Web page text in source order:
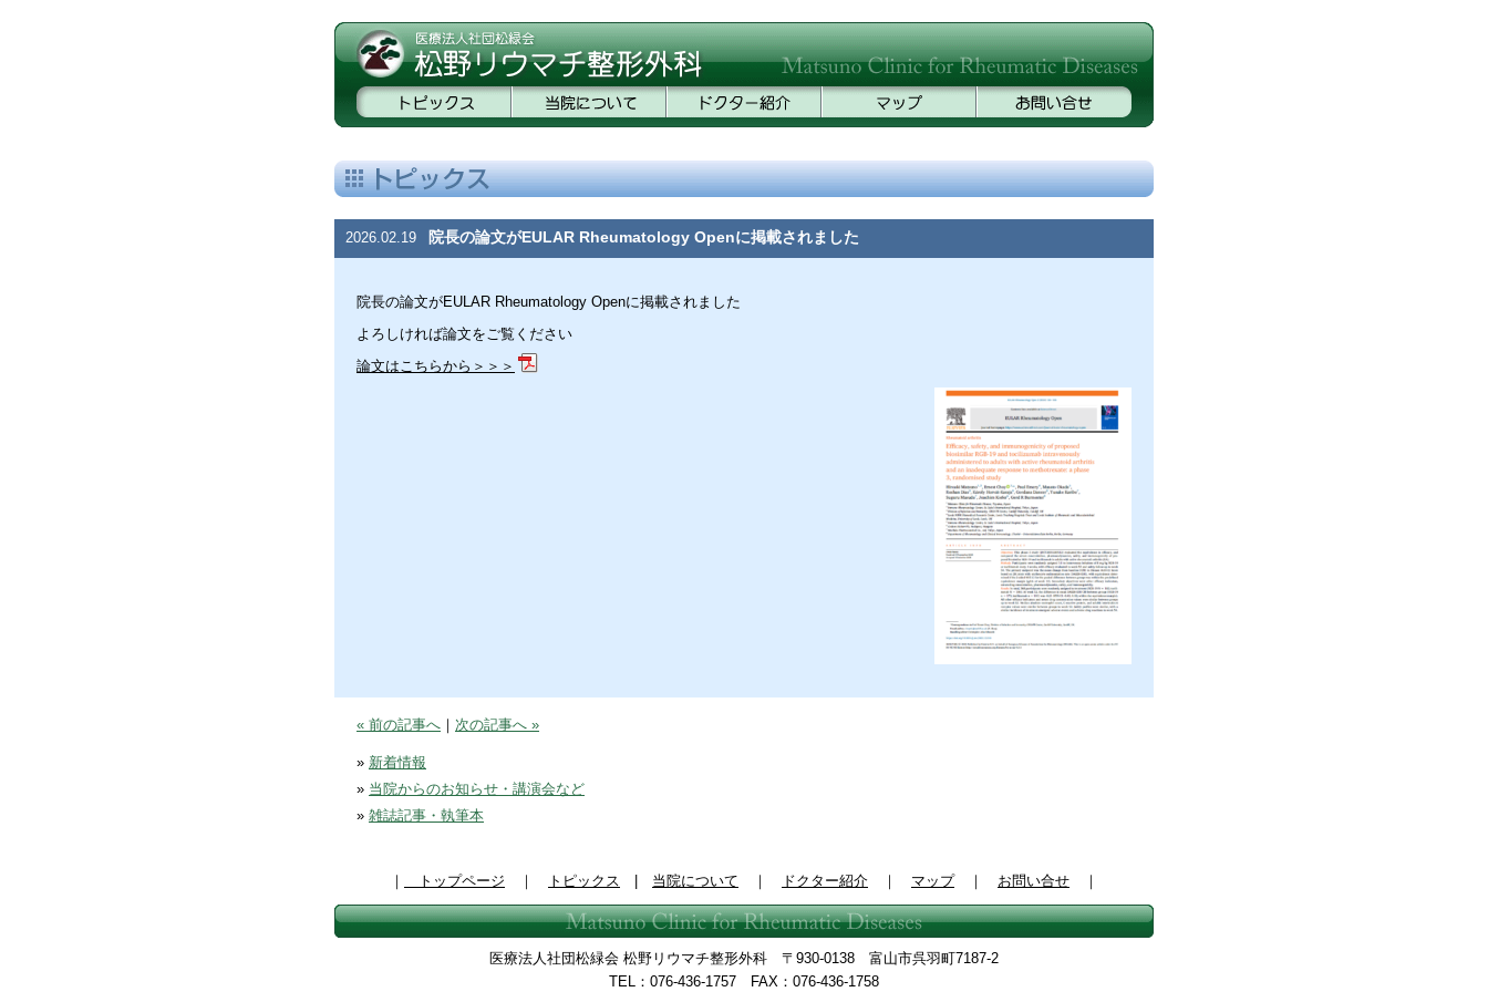
2026.02.19 院長の論文がEULAR Rheumatology Openに掲載されました
院長の論文がEULAR Rheumatology Openに掲載されました
よろしければ論文をご覧ください
論文はこちらから＞＞＞
« 前の記事へ ｜ 次の記事へ »
» 新着情報
» 当院からのお知らせ・講演会など
» 雑誌記事・執筆本
｜ トップページ ｜ トピックス 当院について ｜ ドクター紹介 ｜ マップ｜ お問い合せ ｜
医療法人社団松緑会 松野リウマチ整形外科 〒930-0138 富山市呉羽町7187-2
TEL：076-436-1757 FAX：076-436-1758